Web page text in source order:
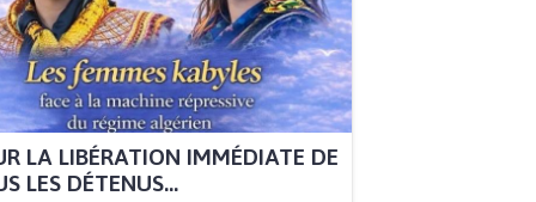
LA LIBÉRATION IMMÉDIATE DE
LES DÉTENUS...